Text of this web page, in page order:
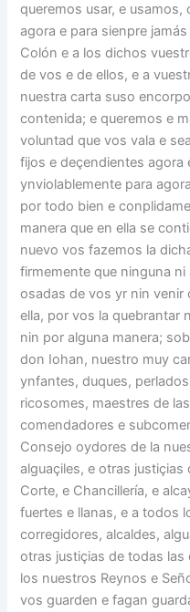
queremos usar, e
agora e para sienpre
Colón e a los dichos
de vos e de ellos, e a
nuestra carta suso
contenida; e queremos e
voluntad que vos vala e
fijos e deçendientes agora
ynviolablemente para
por todo bien e
manera que en ella se
nuevo vos fazemos la
firmemente que ninguna
osadas de vos yr nin venir
ella, por vos la quebrantar
nin por alguna manera;
don Iohan, nuestro muy
ynfantes, duques,
ricosomes, maestres de
comendadores e
Consejo oydores de la
alguaçiles, e otras justiçias
Corte, e Chancillería, e
fuertes e llanas, e a todos
corregidores, alcaldes,
otras justiçias de todas las
los nuestros Reynos e
vos guarden e fagan